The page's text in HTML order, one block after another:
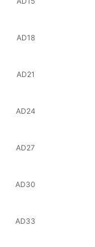
AD18
AD21
AD24
AD27
AD30
AD33